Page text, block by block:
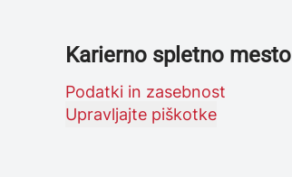
Karierno spletno mesto
Podatki in zasebnost
Upravljajte piškotke